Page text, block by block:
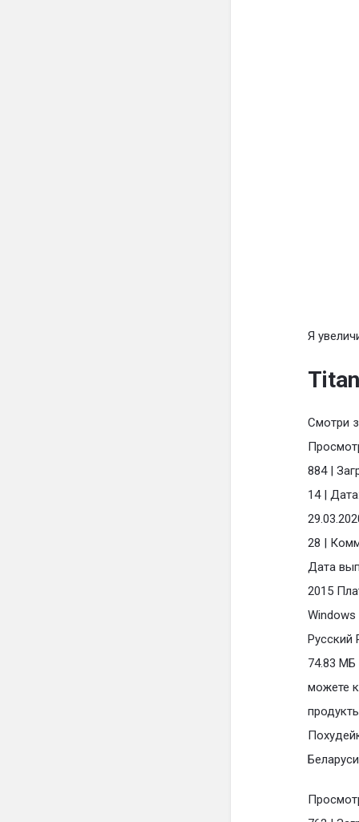
Я
Смотри
884 |
14 |
28 |
Дата
2015
Windows
Русский
74.83 МБ
можете